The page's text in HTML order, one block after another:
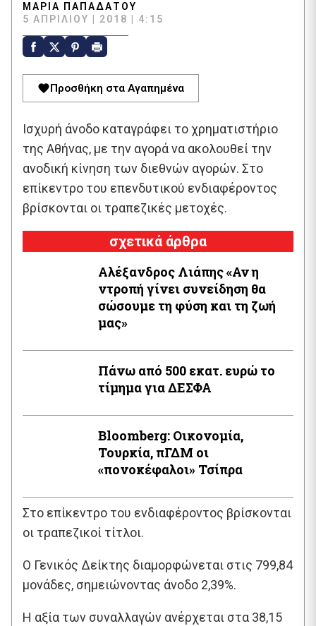
ΜΑΡΊΑ ΠΑΠΑΔΆΤΟΥ
5 ΑΠΡΙΛΊΟΥ | 2018 | 4:15
Προσθήκη στα Αγαπημένα
Ισχυρή άνοδο καταγράφει το χρηματιστήριο
της Αθήνας, με την αγορά να ακολουθεί την
ανοδική κίνηση των διεθνών αγορών. Στο
επίκεντρο του επενδυτικού ενδιαφέροντος
βρίσκονται οι τραπεζικές μετοχές.
σχετικά άρθρα
Αλέξανδρος Λιάπης «Αν η
ντροπή γίνει συνείδηση θα
σώσουμε τη φύση και τη ζωή
μας»
Πάνω από 500 εκατ. ευρώ το
τίμημα για ΔΕΣΦΑ
Bloomberg: Οικονομία,
Τουρκία, πΓΔΜ οι
«πονοκέφαλοι» Τσίπρα
Στο επίκεντρο του ενδιαφέροντος βρίσκονται
οι τραπεζικοί τίτλοι.
O Γενικός Δείκτης διαμορφώνεται στις 799,84
μονάδες, σημειώνοντας άνοδο 2,39%.
Η αξία των συναλλαγών ανέρχεται στα 38,15